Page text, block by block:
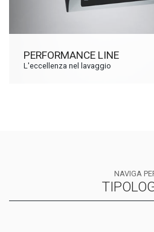
PERFORMANCE LINE
L'eccellenza nel lavaggio
NAVIGA